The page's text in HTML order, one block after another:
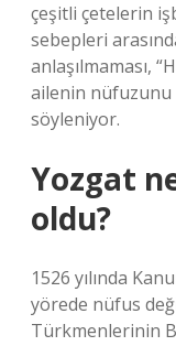
çeşitli çetelerin
sebepleri
anlaşılmaması,
ailenin nüfuzunu
söyleniyor.
Yozgat
oldu?
1526 yılında
yörede nüfus
Türkmenlerinin